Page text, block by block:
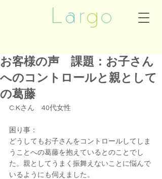
お客様の声 課題：お子さん
へのコントロールと親として
の葛藤
C.Kさん　40代女性
困り事：
どうしてもお子さんをコントロールしてしま
うことへの葛藤を抱えているとのことでし
た。親としてうまく振舞えないことに悩んで
いるようにも伺えました。